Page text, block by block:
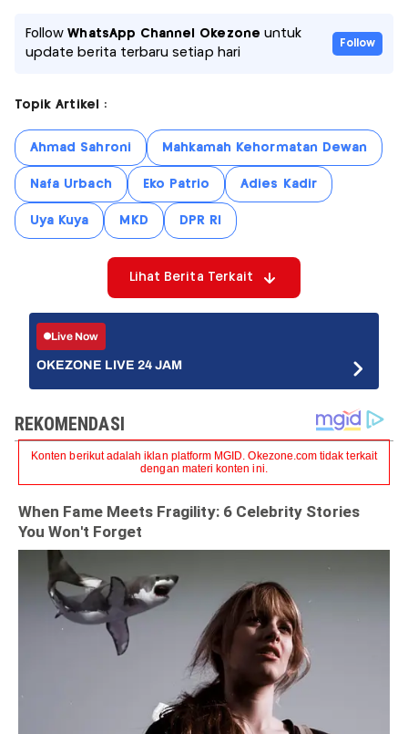
FollowWhatsApp Channel Okezone untuk
update berita terbaru setiap hari
Follow
Topik Artikel :
Ahmad Sahroni Mahkamah Kehormatan Dewan
Nafa Urbach Eko Patrio Adies Kadir
Uya Kuya MKD DPR RI
Lihat Berita Terkait
Live Now
OKEZONE LIVE 24 JAM